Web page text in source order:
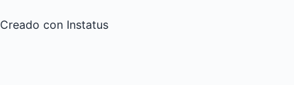
Creado conInstatus